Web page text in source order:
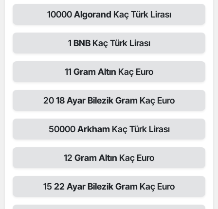
10000Algorand Kaç Türk Lirası
1 BNB Kaç Türk Lirası
11 Gram Altın Kaç Euro
2018 Ayar Bilezik Gram Kaç Euro
50000Arkham Kaç Türk Lirası
12 Gram Altın Kaç Euro
15 22 Ayar Bilezik Gram Kaç Euro